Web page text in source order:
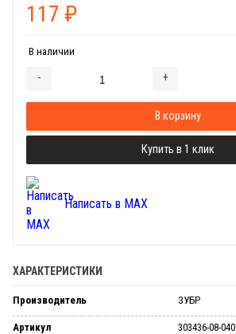
117 ₽
В наличии
- +
В корзину
Купить в 1 клик
Написать в MAX
ХАРАКТЕРИСТИКИ
Производитель ЗУБР
Артикул 303436-08-040